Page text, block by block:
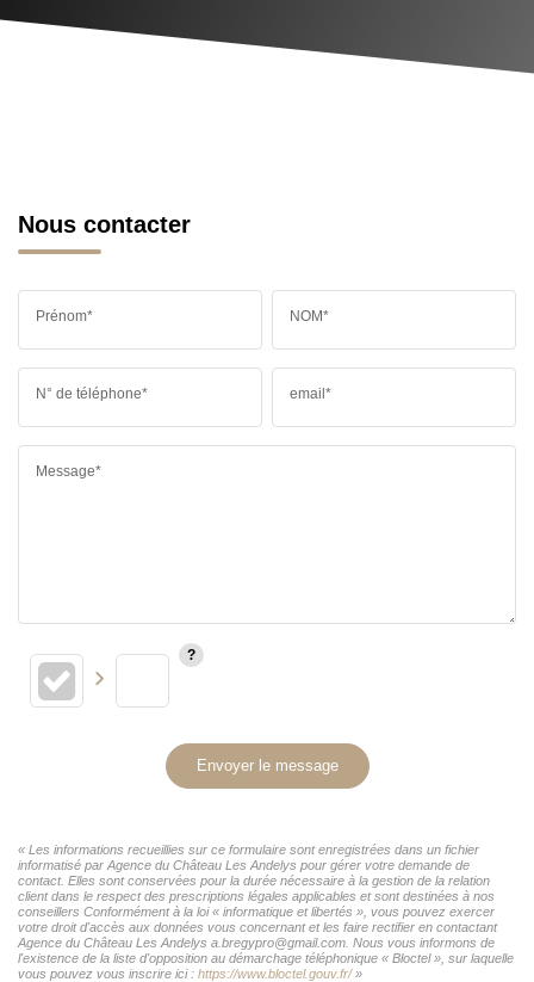
Nous contacter
Prénom* NOM*
N° de téléphone* email*
Message*
Envoyer le message
« Les informations recueillies sur ce formulaire sont enregistrées dans un fichier
informatisé par Agence du Château Les Andelys pour gérer votre demande de
contact. Elles sont conservées pour la durée nécessaire à la gestion de la relation
client dans le respect des prescriptions légales applicables et sont destinées à nos
conseillers Conformément à la loi « informatique et libertés », vous pouvez exercer
votre droit d'accès aux données vous concernant et les faire rectifier en contactant
Agence du Château Les Andelys a.bregypro@gmail.com. Nous vous informons de
l'existence de la liste d'opposition au démarchage téléphonique « Bloctel », sur laquelle
vous pouvez vous inscrire ici : https://www.bloctel.gouv.fr/»